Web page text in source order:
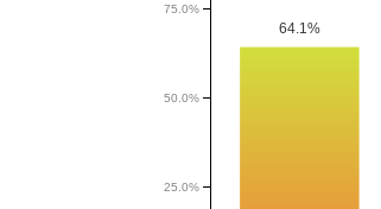
64.1%
25.0%
50.0%
75.0%